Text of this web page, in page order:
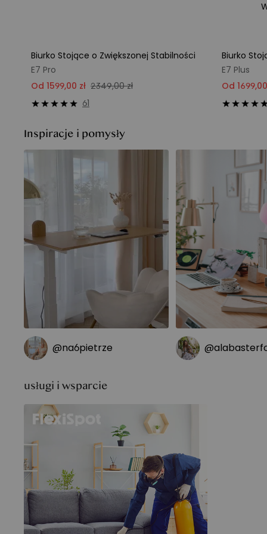
Bestseller
Biurko Stojące o Zwiększonej Stabilności
E7 Pro
Od 1599,00 zł 2349,00 zł
61
Oferta
Biurko
E7 Plus
Od
Inspiracje i pomysły
@na6pietrze
usługi i wsparcie